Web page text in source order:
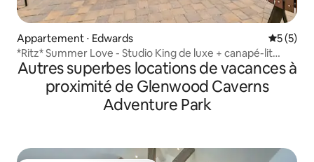
Appartement ⋅ Edwards
5 (5)
*Ritz* Summer Love - Studio King de luxe + canapé-lit
avec cuisine
Autres superbes locations de vacances à
proximité de Glenwood Caverns
Adventure Park